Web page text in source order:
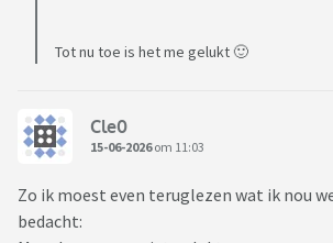
Tot nu toe is het me gelukt 🙂
Cle0
15-06-2026om 11:03
Zo ik moest even teruglezen wat ik nou
bedacht: